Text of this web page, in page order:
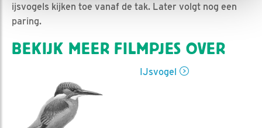
ijsvogels kijken toe vanaf de tak. Later volgt nog een
paring.
BEKIJK MEER FILMPJES OVER
IJsvogel